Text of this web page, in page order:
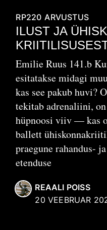
RP220 ARVUSTUS
ILUST JA
Emilie Ruus 141.b
esitatakse midagi
kas see pakub huvi?
tekitab adrenaliini,
hüpnoosi viiv — kas
ballett
praegune rahandus-
etenduse
REAALI POISS
20 VEEBRUAR